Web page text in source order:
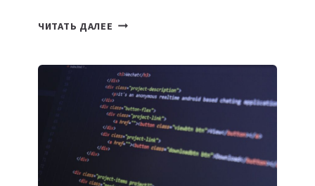
ЧИТАТЬ ДАЛЕЕ ТАСК-
ПОЛЕЗНЫХ
ИНСТРУМЕНТОВ
ДЛЯ
РАБОТЫ